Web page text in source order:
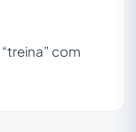
com